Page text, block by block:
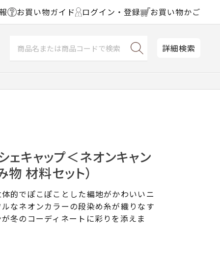
お買い物ガイド ログイン・登録 お買い物かご
詳細検索
ェキャップ＜ネオンキャン
物 材料セット）
的でぽこぽことした編地がかわいいニ
なネオンカラーの段染め糸が織りなす
冬のコーディネートに彩りを添えま